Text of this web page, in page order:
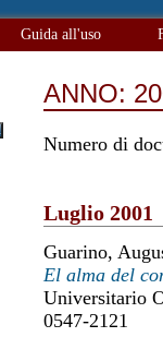
Guida all'uso
ANNO:
Numero di
Luglio 2001
Guarino,
El alma del
Universitario
0547-2121